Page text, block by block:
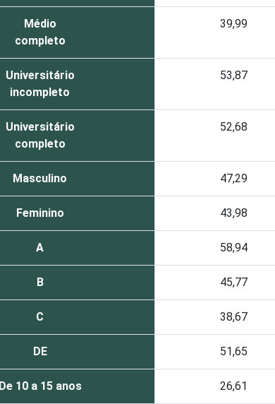
Médio
completo
39,99
Universitário
incompleto
53,87
Universitário
completo
52,68
Masculino 47,29
Feminino 43,98
A 58,94
B 45,77
C 38,67
DE 51,65
De 10 a 15 anos 26,61